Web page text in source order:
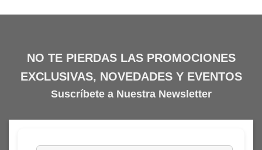
NO TE PIERDAS LAS PROMOCIONES
EXCLUSIVAS, NOVEDADES Y EVENTOS
Suscríbete a Nuestra Newsletter